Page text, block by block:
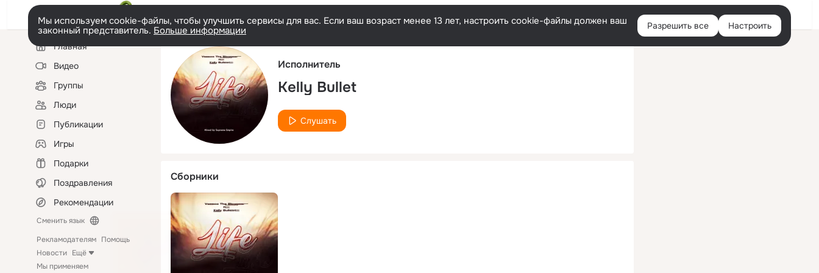
Русский Войти
Мы используем cookie-файлы, чтобы улучшить сервисы для вас. Если ваш возраст менее 13 лет, настроить cookie-файлы должен ваш
законный представитель. Больше информации Разрешить все Настроить
Левая
колонкаГлавная
Видео
Группы
Люди
Публикации
Игры
Подарки
Поздравления
Рекомендации
Сменить язык
Рекламодателям Помощь
Новости Ещё
Мы применяем
Исполнитель
Kelly Bullet
Слушать
Сборники